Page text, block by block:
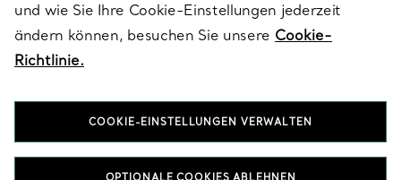
FOLGEN SIE UNS
und wie Sie Ihre Cookie-Einstellungen jederzeit
ändern können, besuchen Sie unsere Cookie-
Richtlinie.
COOKIE-EINSTELLUNGEN VERWALTEN
OPTIONALE COOKIES ABLEHNEN